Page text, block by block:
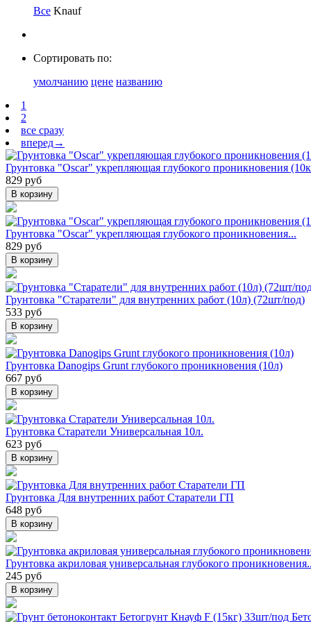
Все Knauf
Сортировать по:
умолчанию цене названию
1
2
все сразу
вперед→
Грунтовка "Oscar" укрепляющая глубокого проникновения
829 руб
В корзину
Грунтовка "Oscar" укрепляющая глубокого проникновения...
829 руб
В корзину
Грунтовка "Старатели" для внутренних работ (10л) (72шт/под)
533 руб
В корзину
Грунтовка Danogips Grunt глубокого проникновения (10л)
667 руб
В корзину
Грунтовка Старатели Универсальная 10л.
623 руб
В корзину
Грунтовка Для внутренних работ Старатели ГП
648 руб
В корзину
Грунтовка акриловая универсальная глубокого
245 руб
В корзину